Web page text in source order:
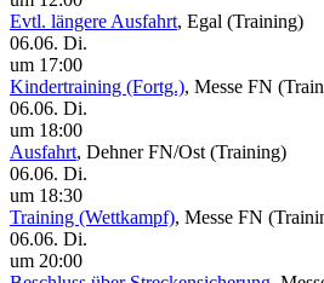
Evtl. längere Ausfahrt, Egal (Training)
06.06. Di.
um 17:00
Kindertraining (Fortg.), Messe FN
06.06. Di.
um 18:00
Ausfahrt, Dehner FN/Ost (Training)
06.06. Di.
um 18:30
Training (Wettkampf), Messe FN
06.06. Di.
um 20:00